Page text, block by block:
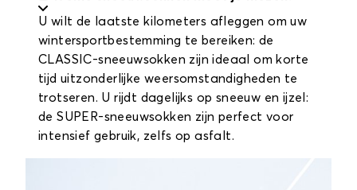
U wilt de laatste kilometers afleggen om uw
wintersportbestemming te bereiken: de
CLASSIC-sneeuwsokken zijn ideaal om korte
tijd uitzonderlijke weersomstandigheden te
trotseren. U rijdt dagelijks op sneeuw en ijzel:
de SUPER-sneeuwsokken zijn perfect voor
intensief gebruik, zelfs op asfalt.